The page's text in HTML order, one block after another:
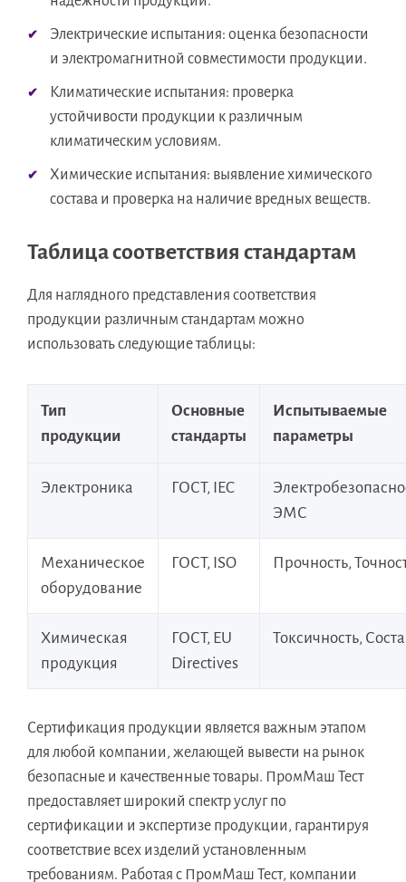
Электрические испытания: оценка безопасности
и электромагнитной совместимости продукции.
Климатические испытания: проверка
устойчивости продукции к различным
климатическим условиям.
Химические испытания: выявление химического
состава и проверка на наличие вредных веществ.
Таблица соответствия стандартам
Для наглядного представления соответствия
продукции различным стандартам можно
использовать следующие таблицы:
Тип
продукции
Основные
стандарты
Испытываемые
параметры
Электроника ГОСТ, IEC
ЭМС
Механическое
оборудование
ГОСТ, ISO Прочность,
Химическая
продукция
ГОСТ, EU
Directives
Токсичность,
Сертификация продукции является важным этапом
для любой компании, желающей вывести на рынок
безопасные и качественные товары. ПромМаш Тест
предоставляет широкий спектр услуг по
сертификации и экспертизе продукции, гарантируя
соответствие всех изделий установленным
требованиям. Работая с ПромМаш Тест, компании